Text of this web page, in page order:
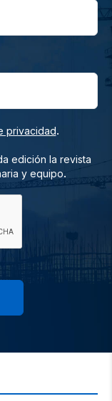
privacidad.
edición la revista
y equipo.